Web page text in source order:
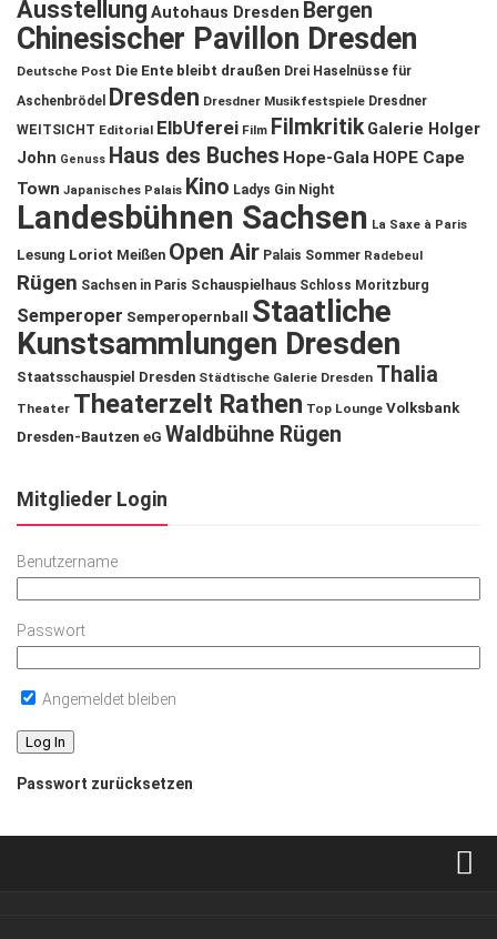
Ausstellung Autohaus Dresden Bergen
Chinesischer Pavillon Dresden
Deutsche Post Die Ente bleibt draußen Drei Haselnüsse für
Aschenbrödel
Dresden Dresdner Musikfestspiele Dresdner
WEITSICHT Editorial ElbUferei Film Filmkritik Galerie Holger
John Genuss Haus des Buches Hope-Gala HOPE Cape
Town Japanisches Palais Kino Ladys Gin Night
Landesbühnen Sachsen La Saxe à Paris
Lesung Loriot Meißen Open Air Palais Sommer Radebeul
Rügen Sachsen in Paris Schauspielhaus Schloss Moritzburg
Semperoper Semperopernball
Staatliche
Kunstsammlungen Dresden
Staatsschauspiel Dresden Städtische Galerie Dresden Thalia
Theater Theaterzelt Rathen Top Lounge Volksbank
Dresden-Bautzen eG Waldbühne Rügen
Mitglieder Login
Benutzername
Passwort
Angemeldet bleiben
Passwort zurücksetzen